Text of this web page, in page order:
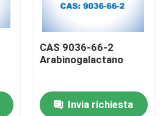
CAS 9036-66-2
Arabinogalactano
Invia richiesta